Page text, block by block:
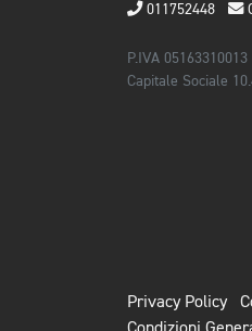
011752448
P.IVA 05163310013
Capitale Sociale
Privacy Policy